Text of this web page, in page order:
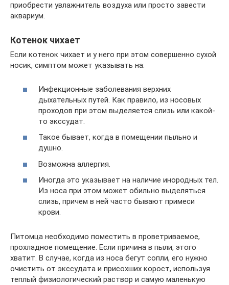
приобрести увлажнитель воздуха или просто завести
аквариум.
Котенок чихает
Если котенок чихает и у него при этом совершенно сухой
носик, симптом может указывать на:
Инфекционные заболевания верхних
дыхательных путей. Как правило, из носовых
проходов при этом выделяется слизь или какой-
то экссудат.
Такое бывает, когда в помещении пыльно и
душно.
Возможна аллергия.
Иногда это указывает на наличие инородных тел.
Из носа при этом может обильно выделяться
слизь, причем в ней часто бывают примеси
крови.
Питомца необходимо поместить в проветриваемое,
прохладное помещение. Если причина в пыли, этого
хватит. В случае, когда из носа бегут сопли, его нужно
очистить от экссудата и присохших корост, используя
теплый физиологический раствор и самую маленькую